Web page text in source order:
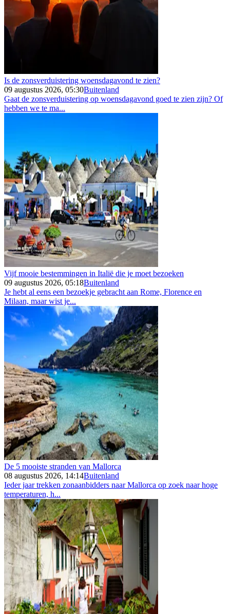
Is de zonsverduistering woensdagavond te zien?
09 augustus 2026, 05:30Buitenland
Gaat de zonsverduistering op woensdagavond goed te zien zijn? Of
hebben we te ma...
Vijf mooie bestemmingen in Italië die je moet bezoeken
09 augustus 2026, 05:18Buitenland
Je hebt al eens een bezoekje gebracht aan Rome, Florence en
Milaan, maar wist je...
De 5 mooiste stranden van Mallorca
08 augustus 2026, 14:14Buitenland
Ieder jaar trekken zonaanbidders naar Mallorca op zoek naar hoge
temperaturen, h...